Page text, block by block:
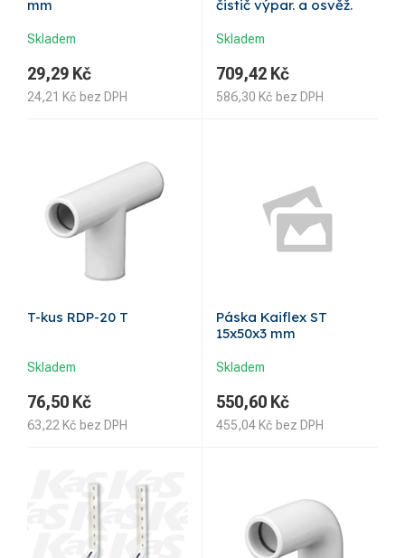
mm
Skladem
29,29 Kč
24,21 Kč bez DPH
čistič výpar. a osvěž.
Skladem
709,42 Kč
586,30 Kč bez DPH
T-kus RDP-20 T
Skladem
76,50 Kč
63,22 Kč bez DPH
Páska Kaiflex ST
15x50x3 mm
Skladem
550,60 Kč
455,04 Kč bez DPH